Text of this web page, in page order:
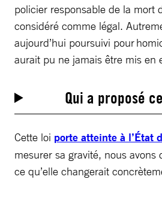
policier responsable de la mort
considéré comme légal.
aujourd’hui poursuivi pour
aurait pu ne jamais être mis en
Qui a proposé
Cette loi porte atteinte à l’État
mesurer sa gravité, nous
ce qu’elle changerait